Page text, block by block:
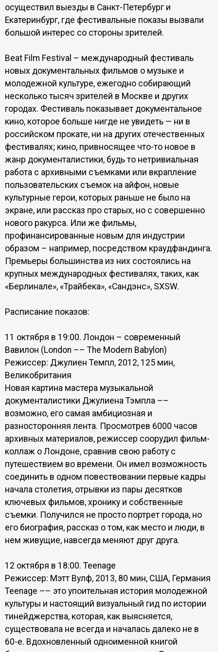
осуществил выезды в Санкт-Петербург и
Екатеринбург, где фестивальные показы вызвали
большой интерес со стороны зрителей.
Beat Film Festival – международный фестиваль
новых документальных фильмов о музыке и
молодежной культуре, ежегодно собирающий
несколько тысяч зрителей в Москве и других
городах. Фестиваль показывает документальное
кино, которое больше нигде не увидеть — ни в
российском прокате, ни на других отечественных
фестивалях; кино, привносящее что-то новое в
жанр документалистики, будь то нетривиальная
работа с архивными съемками или вкрапление
пользовательских съемок на айфон, новые
культурные герои, которых раньше не было на
экране, или рассказ про старых, но с совершенно
нового ракурса. Или же фильмы,
профинансированные новым для индустрии
образом – например, посредством краудфандинга.
Премьеры большинства из них состоялись на
крупных международных фестивалях, таких, как
«Берлинале», «Трайбека», «Сандэнс», SXSW.
Расписание показов:
11 октября в 19:00. Лондон – современный
Вавилон (London –– The Modern Babylon)
Режиссер: Джулиен Темпл, 2012, 125 мин,
Великобритания
Новая картина мастера музыкальной
документалистики Джулиена Тэмпла ––
возможно, его самая амбициозная и
разносторонняя лента. Просмотрев 6000 часов
архивных материалов, режиссер соорудил фильм-
коллаж о Лондоне, сравнив свою работу с
путешествием во времени. Он имел возможность
соединить в одном повествовании первые кадры
начала столетия, отрывки из пары десятков
ключевых фильмов, хронику и собственные
съемки. Получился не просто портрет города, но
его биография, рассказ о том, как место и люди, в
нем живущие, навсегда меняют друг друга.
12 октября в 18:00. Teenage
Режиссер: Мэтт Вулф, 2013, 80 мин, США, Германия
Teenage –– это упоительная история молодежной
культуры и настоящий визуальный гид по истории
тинейджерства, которая, как выясняется,
существовала не всегда и началась далеко не в
60-е. Вдохновленный одноименной книгой